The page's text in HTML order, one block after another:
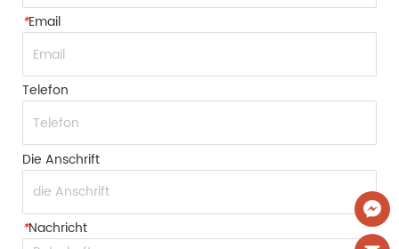
*Email
Telefon
Die Anschrift
*Nachricht